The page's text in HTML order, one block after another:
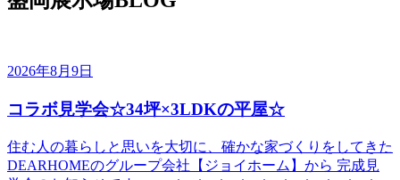
2026年8月9日
コラボ見学会☆34坪×3LDKの平屋☆
住む人の暮らしと思いを大切に、確かな家づくりをしてきた
DEARHOMEのグループ会社【ジョイホーム】から 完成見